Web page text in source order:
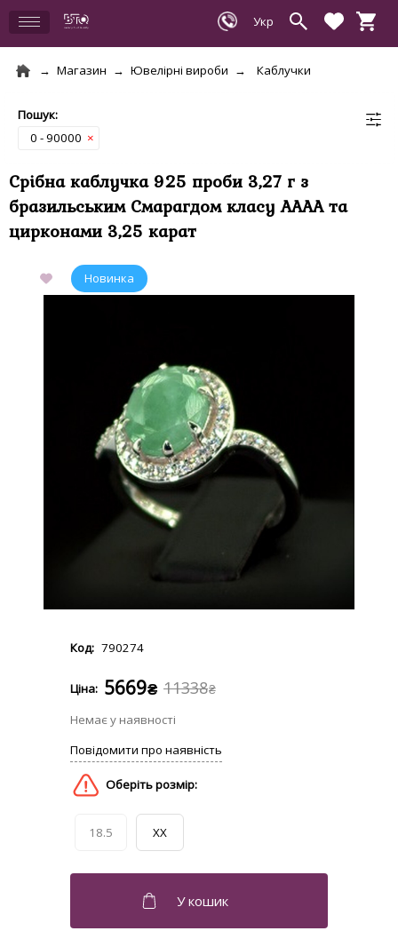
Магазин Ювелірні вироби Каблучки
0 - 90000 ×
Срібна каблучка 925 проби 3,27 г з
бразильським Смарагдом класу АААА та
цирконами 3,25 карат
790274
11338₴
5669₴
18.5 XX